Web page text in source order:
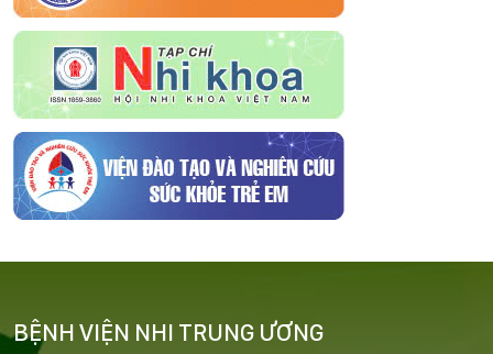
BỆNH VIỆN NHI TRUNG ƯƠNG